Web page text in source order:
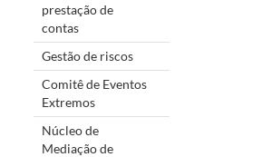
prestação de
contas
Gestão de riscos
Comitê de Eventos
Extremos
Núcleo de
Mediação de